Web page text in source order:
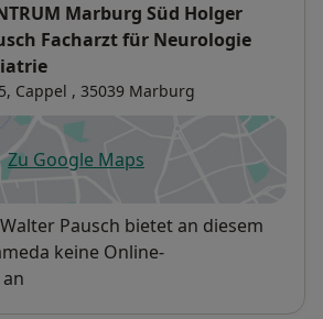
Marburg Süd Holger
Facharzt für Neurologie
Cappel , 35039 Marburg
Zu Google Mapsöffnet in einer neuen
Pausch bietet an diesem
keine Online-